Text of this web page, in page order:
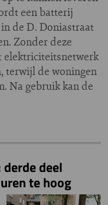
een batterij
de D. Doniastraat
Zonder deze
elektriciteitsnetwerk
terwijl de woningen
Na gebruik kan de
deel
te hoog